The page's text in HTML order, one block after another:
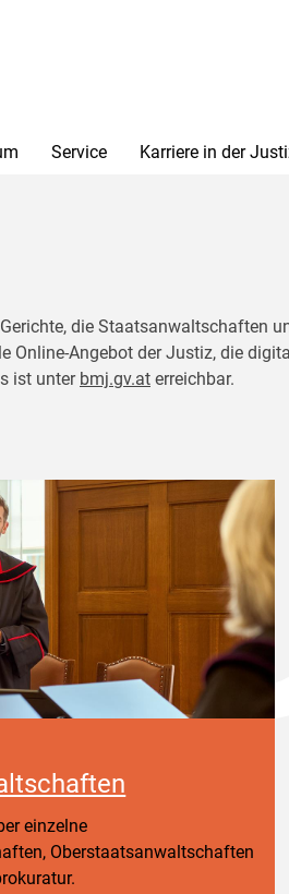
Service Karriere in der
die Staatsanwaltschaften
Angebot der Justiz, die
ist unter bmj.gv.at erreichbar.
einzelne
Oberstaatsanwaltschaften